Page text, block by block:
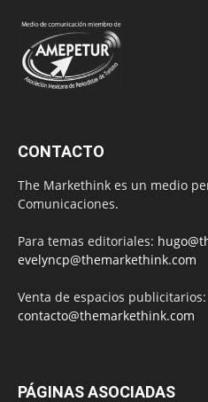
CONTACTO
The Markethink es un medio
Comunicaciones.
Para temas editoriales:
evelyncp@themarkethink.com
Venta de espacios publicitarios:
contacto@themarkethink.com
PÁGINAS ASOCIADAS